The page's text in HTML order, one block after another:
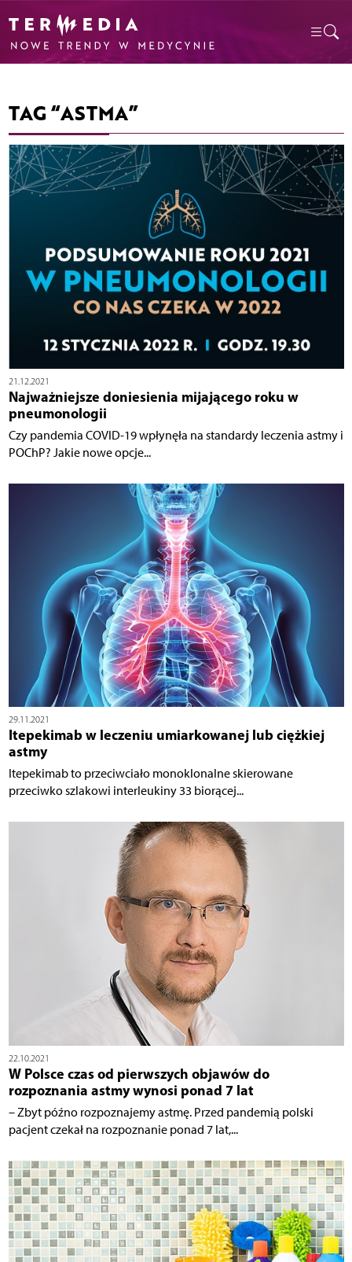
TAG “ASTMA”
21.12.2021
Najważniejsze doniesienia mijającego roku w
pneumonologii
Czy pandemia COVID-19 wpłynęła na standardy leczenia astmy i
POChP? Jakie nowe opcje...
29.11.2021
Itepekimab w leczeniu umiarkowanej lub ciężkiej
astmy
Itepekimab to przeciwciało monoklonalne skierowane
przeciwko szlakowi interleukiny 33 biorącej...
22.10.2021
W Polsce czas od pierwszych objawów do
rozpoznania astmy wynosi ponad 7 lat
– Zbyt późno rozpoznajemy astmę. Przed pandemią polski
pacjent czekał na rozpoznanie ponad 7 lat,...